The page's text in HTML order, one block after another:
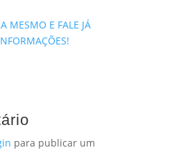
MESMO E FALE JÁ
para publicar um